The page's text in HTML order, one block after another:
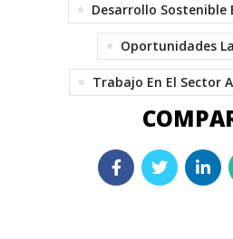
Desarrollo Sostenible
Oportunidades
Trabajo En El Sector